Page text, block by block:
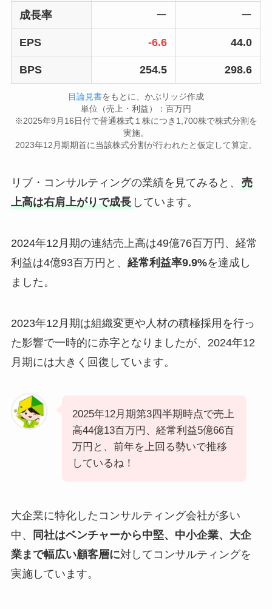
成長率 ー ー
EPS -6.6 44.0
BPS 254.5 298.6
目論見書をもとに、かぶリッジ作成
単位（売上・利益）：百万円
※2025年9月16日付で普通株式１株につき1,700株で株式分割を
実施。
2023年12月期期首に当該株式分割が行われたと仮定して算定。
リブ・コンサルティングの業績を見てみると、 売
上高は右肩上がりで成長しています。
2024年12月期の連結売上高は49億76百万円、経常
利益は4億93百万円と、 経常利益率9.9%を達成し
ました。
2023年12月期は組織変更や人材の積極採用を行っ
た影響で一時的に赤字となりましたが、2024年12
月期には大きく回復しています。
2025年12月期第3四半期時点で売上
高44億13百万円、経常利益5億66百
万円と、前年を上回る勢いで推移
しているね！
大企業に特化したコンサルティング会社が多い
中、
同社はベンチャーから中堅、中小企業、大企
業まで幅広い顧客層に対してコンサルティングを
実施しています。